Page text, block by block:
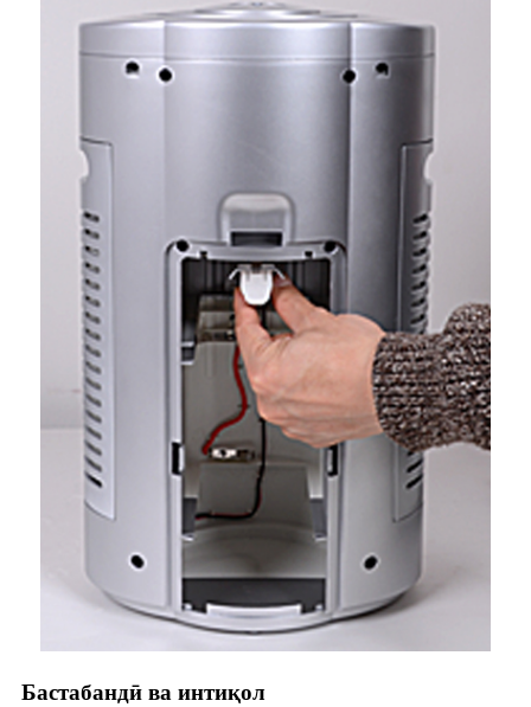
Бастабандӣ ва интиқол